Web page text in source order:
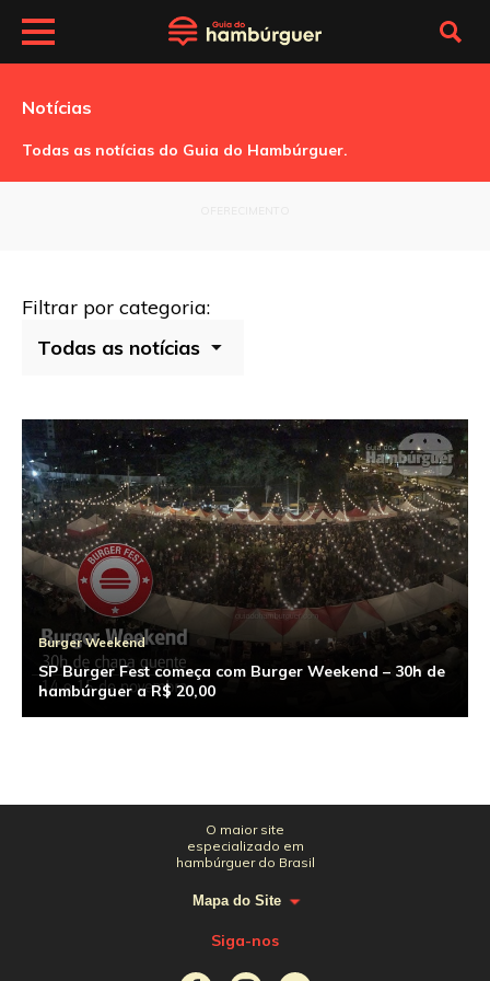
Notícias
Todas as notícias do Guia do Hambúrguer.
Filtrar por categoria:
Burger Weekend
SP Burger Fest começa com Burger Weekend – 30h de
hambúrguer a R$ 20,00
O maior site
especializado em
hambúrguer do Brasil
Mapa do Site
Siga-nos